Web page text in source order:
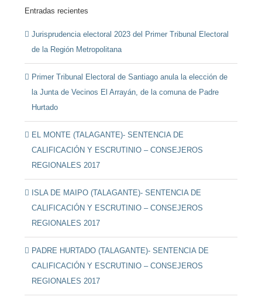
Entradas recientes
Jurisprudencia electoral 2023 del Primer Tribunal Electoral
de la Región Metropolitana
Primer Tribunal Electoral de Santiago anula la elección de
la Junta de Vecinos El Arrayán, de la comuna de Padre
Hurtado
EL MONTE (TALAGANTE)- SENTENCIA DE
CALIFICACIÓN Y ESCRUTINIO – CONSEJEROS
REGIONALES 2017
ISLA DE MAIPO (TALAGANTE)- SENTENCIA DE
CALIFICACIÓN Y ESCRUTINIO – CONSEJEROS
REGIONALES 2017
PADRE HURTADO (TALAGANTE)- SENTENCIA DE
CALIFICACIÓN Y ESCRUTINIO – CONSEJEROS
REGIONALES 2017